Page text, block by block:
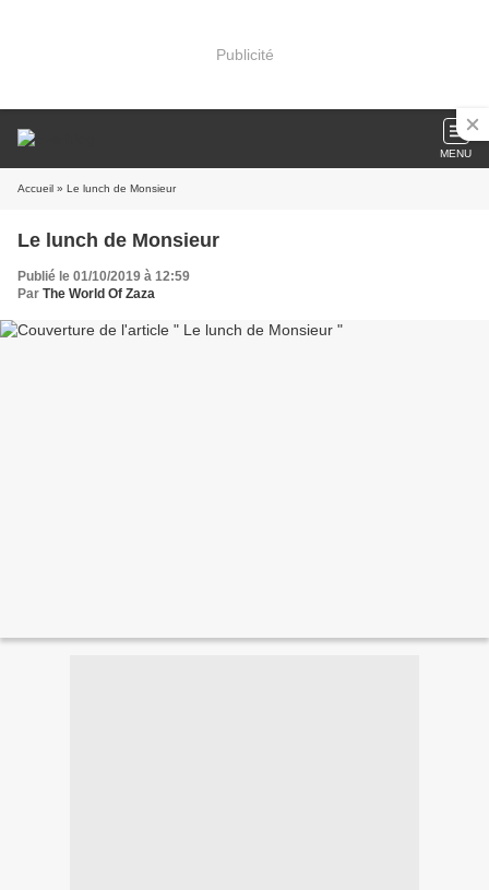
Publicité
MENU
Accueil » Le lunch de Monsieur
Le lunch de Monsieur
Publié le 01/10/2019 à 12:59
Par The World Of Zaza